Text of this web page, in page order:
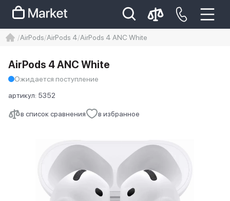
Iphone 14 pro max
айфон 14
AirPods AirPods 4 AirPods 4 ANC White
в список сравнения в избранное
AirPods 4 ANC White
Ожидается поступление
артикул: 5352